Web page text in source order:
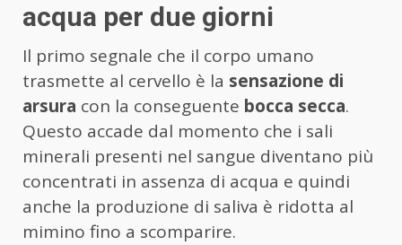
acqua per due giorni
Il primo segnale che il corpo umano
trasmette al cervello è la sensazione di
arsura con la conseguente bocca secca.
Questo accade dal momento che i sali
minerali presenti nel sangue diventano più
concentrati in assenza di acqua e quindi
anche la produzione di saliva è ridotta al
mimino fino a scomparire.